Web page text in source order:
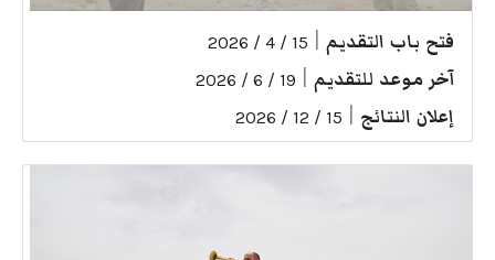
فتح باب التقديم 15 / 4 / 2026
آخر موعد للتقديم 19 / 6 / 2026
إعلان النتائج 15 / 12 / 2026